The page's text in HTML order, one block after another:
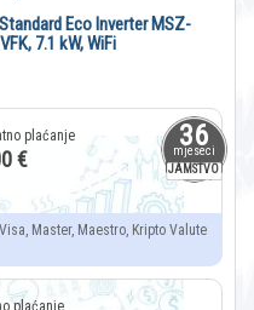
36
mjeseci
JAMSTVO
Eco Inverter MSZ-
7.1 kW, WiFi
€
Master, Maestro, Kripto Valute